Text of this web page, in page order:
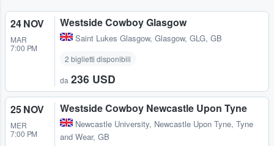
24 NOV
MAR
7:00 PM
Westside Cowboy Glasgow
Saint Lukes Glasgow, Glasgow, GLG, GB
2 biglietti disponibili
da 236 USD
25 NOV
MER
7:00 PM
Westside Cowboy Newcastle Upon Tyne
Newcastle University, Newcastle Upon Tyne, Tyne
and Wear, GB